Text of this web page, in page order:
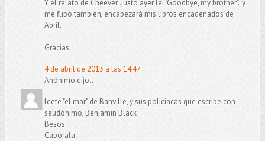
Y el relato de Cheever..justo ayer leí "Goodbye, my brother"..y
me flipó también, encabezará mis libros encadenados de
Abril.
Gracias.
4 de abril de 2013 a las 14:47
Anónimo dijo...
leete "el mar" de Banville, y sus policiacas que escribe con
seudónimo, Benjamin Black
Besos
Caporala